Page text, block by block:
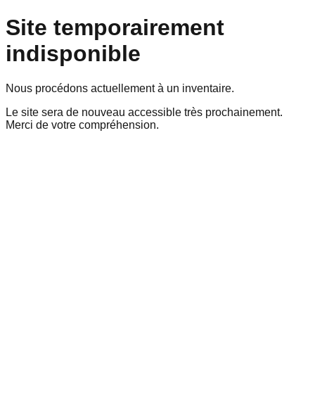
Site temporairement
indisponible
Nous procédons actuellement à un inventaire.
Le site sera de nouveau accessible très prochainement.
Merci de votre compréhension.